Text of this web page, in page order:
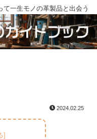
一生モノの革製品と出会う
2024.02.25